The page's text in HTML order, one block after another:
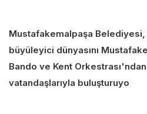
Mustafakemalpaşa
büyüleyici dünyasını
Bando ve Kent
vatandaşlarıyla buluşturuyo